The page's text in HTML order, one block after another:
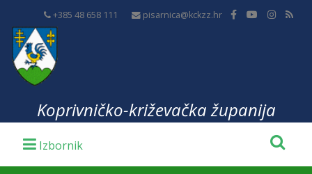
+385 48 658 111 pisarnica@kckzz.hr
Koprivničko-križevačka županija